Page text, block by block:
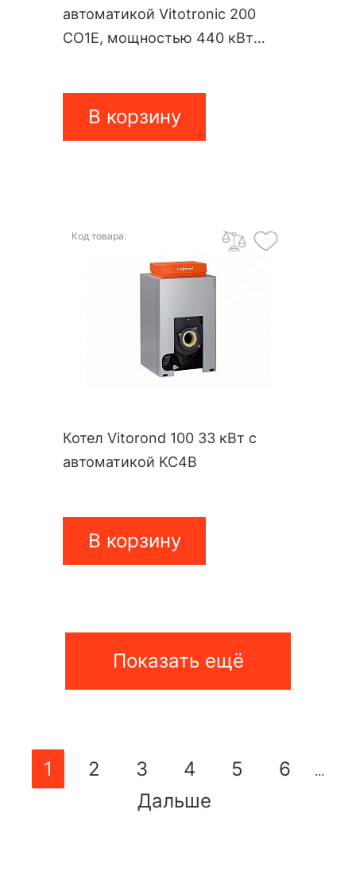
автоматикой Vitotronic 200
CO1E, мощностью 440 кВт
В корзину
Код товара:
Котел Vitorond 100 33 кВт с
автоматикой KC4B
В корзину
Показать ещё
1 2 3 4 5 6 ...
Дальше